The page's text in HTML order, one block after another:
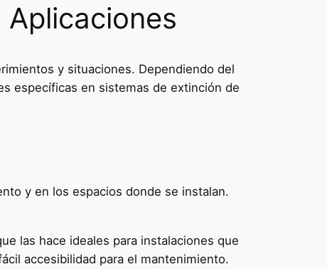
y situaciones. Dependiendo del
específicas en sistemas de extinción de
y en los espacios donde se instalan.
las hace ideales para instalaciones que
accesibilidad para el mantenimiento.